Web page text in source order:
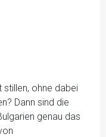
ohne dabei
Dann sind die
genau das